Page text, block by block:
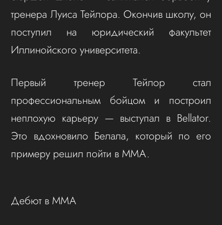
тренера Луиса Тейлора. Окончив школу, он
поступил на юридический факультет
Иллинойского университета.
Первый тренер Тейлор стал
профессиональным бойцом и построил
неплохую карьеру — выступал в Bellator.
Это вдохновило Белала, который по его
примеру решил пойти в ММА.
Дебют в ММА